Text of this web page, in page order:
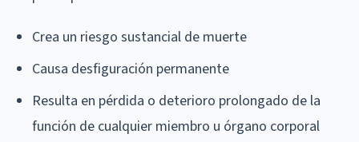
Crea un riesgo sustancial de muerte
Causa desfiguración permanente
Resulta en pérdida o deterioro prolongado de la
función de cualquier miembro u órgano corporal